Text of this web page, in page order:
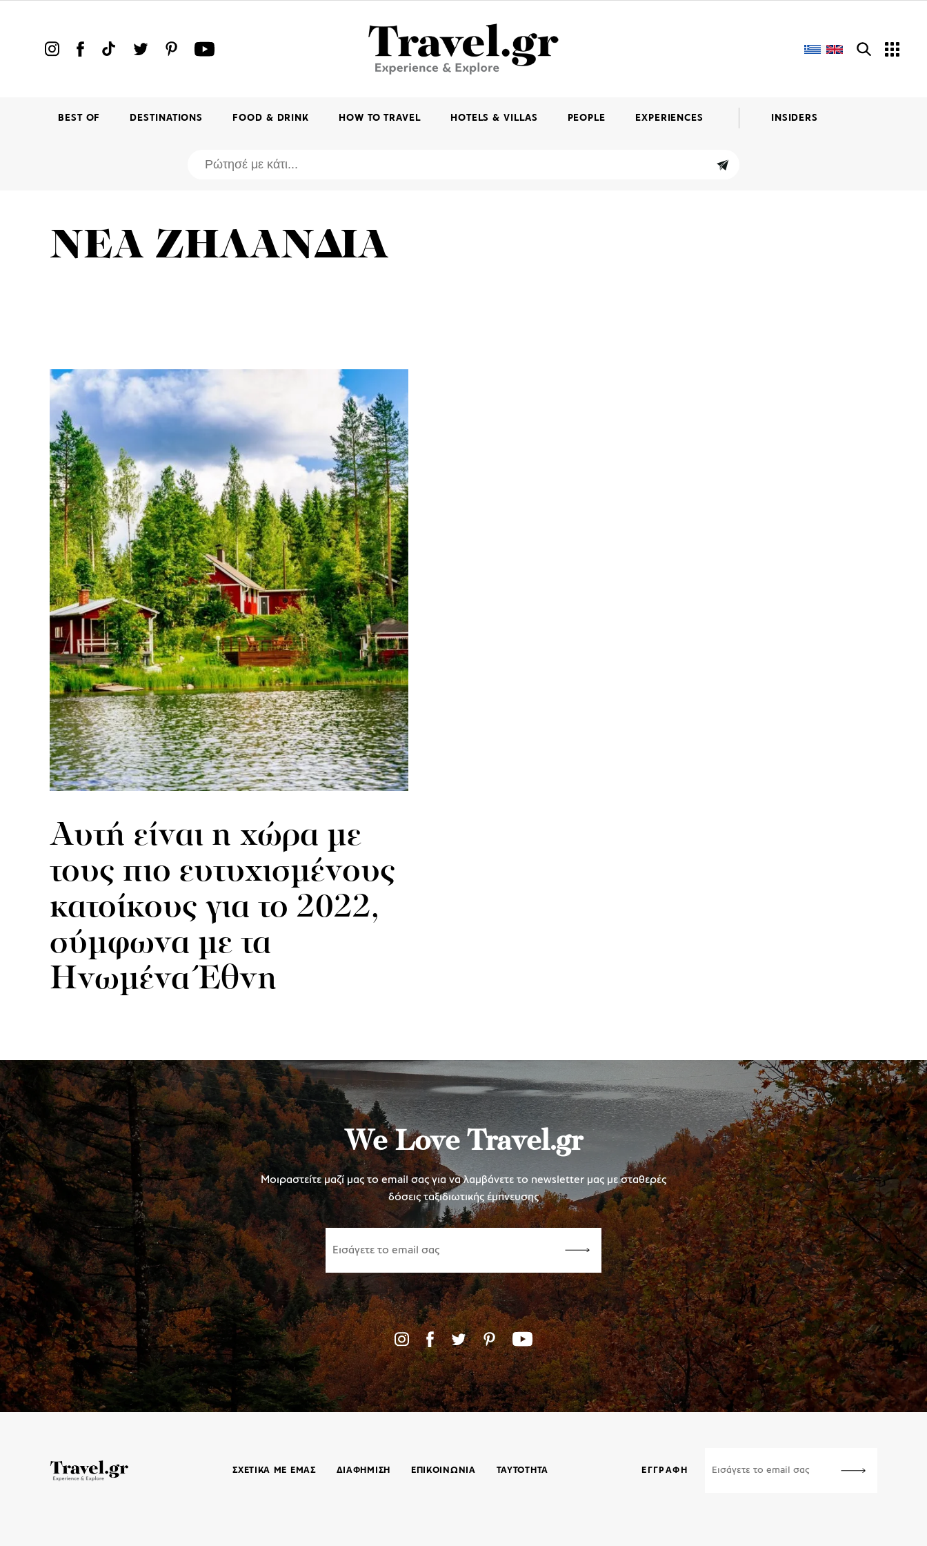
BEST OF DESTINATIONS FOOD & DRINK HOW TO TRAVEL HOTELS & VILLAS PEOPLE EXPERIENCES INSIDERS
ΝΕΑ ΖΗΛΑΝΔΙΑ
Αυτή είναι η χώρα με
τους πιο ευτυχισμένους
κατοίκους για το 2022,
σύμφωνα με τα
Ηνωμένα Έθνη
We Love Travel.gr
Μοιραστείτε μαζί μας το email σας για να λαμβάνετε το newsletter μας με σταθερές
δόσεις ταξιδιωτικής έμπνευσης
ΣΧΕΤΙΚΑ ΜΕ ΕΜΑΣ ΔΙΑΦΗΜΙΣΗ ΕΠΙΚΟΙΝΩΝΊΑ ΤΑΥΤΟΤΗΤΑ ΕΓΓΡΑΦΉ